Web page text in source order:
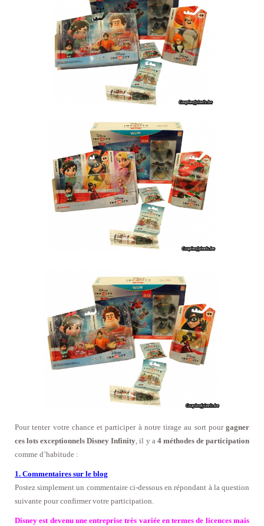
Pour tenter votre chance et participer à notre tirage au sort pour gagner
ces lots exceptionnels Disney Infinity, il y a 4 méthodes de participation
comme d’habitude :
1. Commentaires sur le blog
Postez simplement un commentaire ci-dessous en répondant à la question
suivante pour confirmer votre participation.
Disney est devenu une entreprise très variée en termes de licences mais